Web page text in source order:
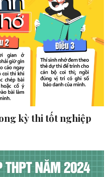
kỳ thi tốt nghiệp